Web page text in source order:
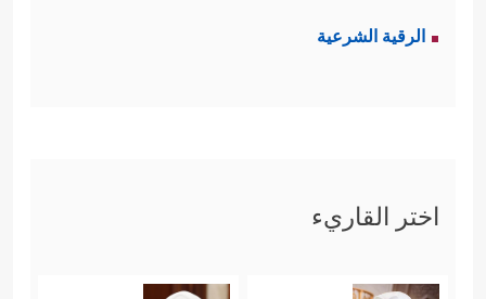
الرقية الشرعية
اختر القاريء